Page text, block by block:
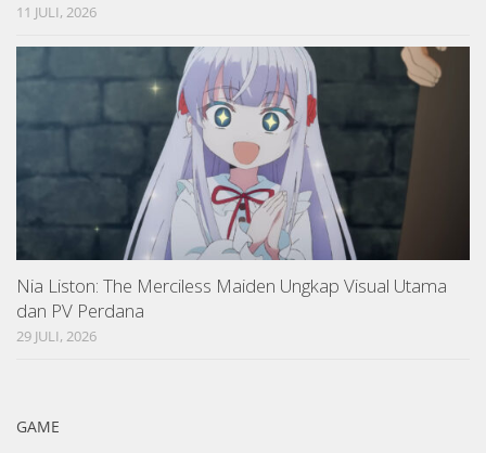
11 JULI, 2026
Nia Liston: The Merciless Maiden Ungkap Visual Utama
dan PV Perdana
29 JULI, 2026
GAME